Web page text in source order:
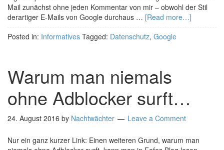
Mail zunächst ohne jeden Kommentar von mir – obwohl der Stil
derartiger E-Mails von Google durchaus … [Read more…]
Posted in: Informatives Tagged: Datenschutz, Google
Warum man niemals
ohne Adblocker surft…
24. August 2016 by Nachtwächter Leave a Comment
Nur ein ganz kurzer Link: Einen weiteren Grund, warum man